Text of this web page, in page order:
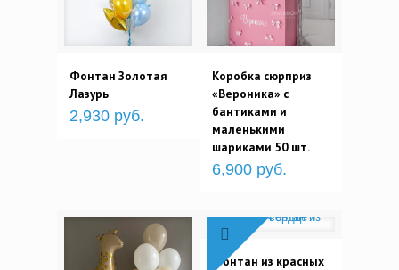
Фонтан Золотая
Лазурь
2,930 руб.
Коробка сюрприз
«Вероника» с
бантиками и
маленькими
шариками 50 шт.
6,900 руб.
Фонтан из красных